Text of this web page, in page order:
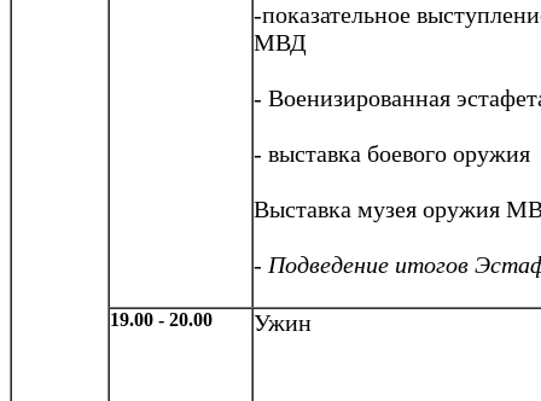
-показательное
МВД
- Военизированная
- выставка боевого оружия
Выставка музея оружия
- Подведение итогов
19.00 - 20.00 Ужин